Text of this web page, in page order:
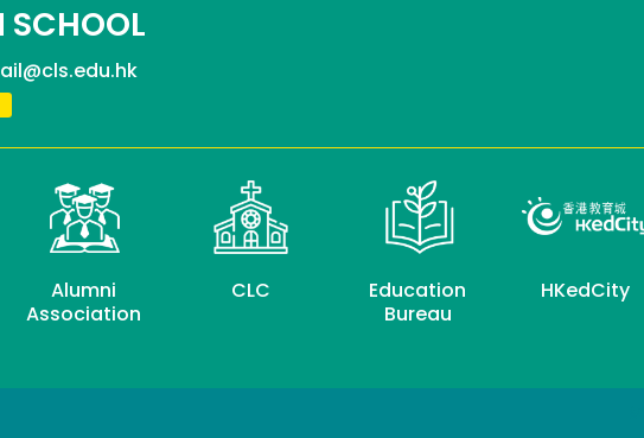
SCHOOL
Alumni
Association
CLC
Education
Bureau
HKedCity